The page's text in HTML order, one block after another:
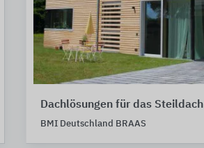
Dachlösungen für das Steildach
BMI Deutschland BRAAS